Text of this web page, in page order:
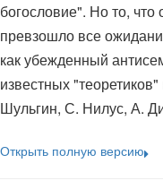
богословие". Но то, что
превзошло все
как убежденный
известных
Шульгин, С. Нилус, А.
Открыть полную версию